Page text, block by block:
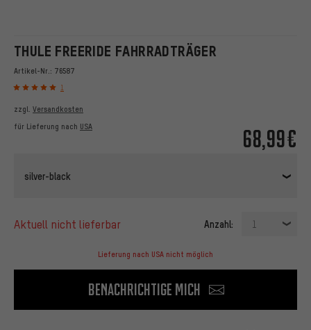
THULE FREERIDE FAHRRADTRÄGER
Artikel-Nr.: 76587
1
68,99€
zzgl. Versandkosten
für Lieferung nach USA
silver-black
aktuell nicht lieferbar Anzahl: 1
Lieferung nach USA nicht möglich
Benachrichtige mich